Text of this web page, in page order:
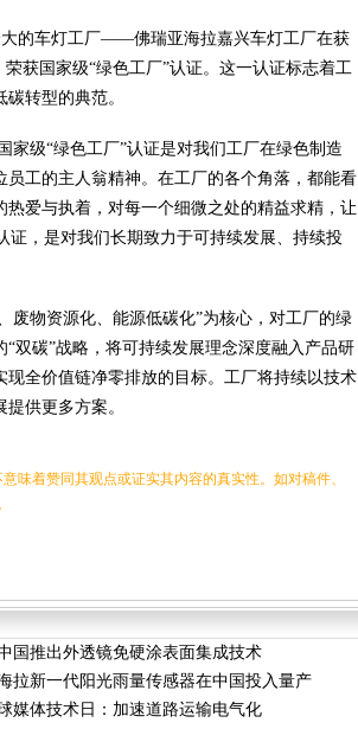
大的车灯工厂——佛瑞亚海拉嘉兴车灯工厂在获
获国家级“绿色工厂”认证。这一认证标志着工
转型的典范。
家级“绿色工厂”认证是对我们工厂在绿色制造
工的主人翁精神。在工厂的各个角落，都能看
爱与执着，对每一个细微之处的精益求精，让
证，是对我们长期致力于可持续发展、持续投
废物资源化、能源低碳化”为核心，对工厂的绿
双碳”战略，将可持续发展理念深度融入产品研
全价值链净零排放的目标。工厂将持续以技术
供更多方案。
着赞同其观点或证实其内容的真实性。如对稿件、
国推出外透镜免硬涂表面集成技术
拉新一代阳光雨量传感器在中国投入量产
媒体技术日：加速道路运输电气化